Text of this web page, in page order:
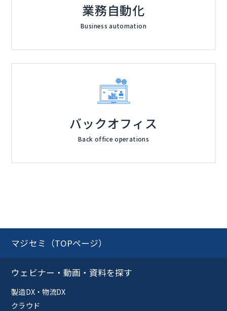
業務自動化
Business automation
バックオフィス
Back office operations
マジセミ（TOPページ）
ウェビナー・動画・資料を探す
製造DX・物流DX
クラウド